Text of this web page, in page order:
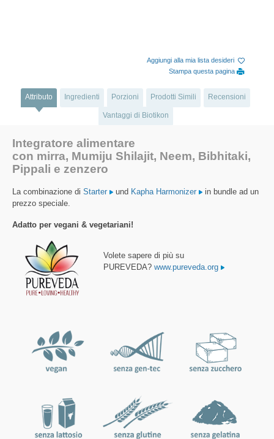
Aggiungi alla mia lista desideri
Stampa questa pagina
Attributo Ingredienti Porzioni Prodotti Simili Recensioni
Vantaggi di Biotikon
Integratore alimentare
con mirra, Mumiju Shilajit, Neem, Bibhitaki,
Pippali e zenzero
La combinazione di Starter und Kapha Harmonizer
in bundle ad un
prezzo speciale.
Adatto per vegani & vegetariani!
Volete sapere di più su
PUREVEDA? www.pureveda.org